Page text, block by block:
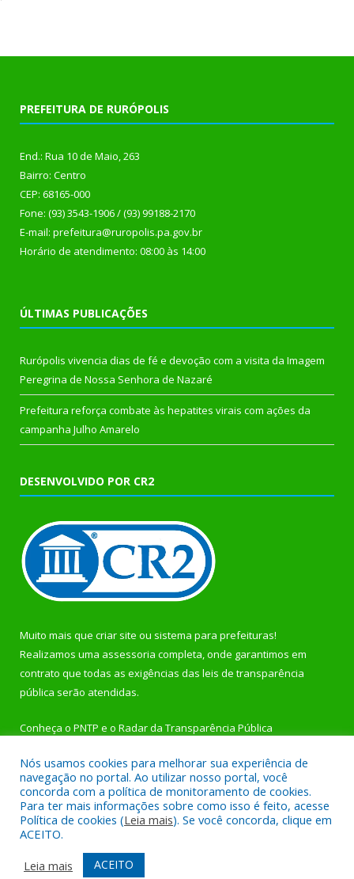
PREFEITURA DE RURÓPOLIS
End.: Rua 10 de Maio, 263
Bairro: Centro
CEP: 68165-000
Fone: (93) 3543-1906 / (93) 99188-2170
E-mail: prefeitura@ruropolis.pa.gov.br
Horário de atendimento: 08:00 às 14:00
ÚLTIMAS PUBLICAÇÕES
Rurópolis vivencia dias de fé e devoção com a visita da Imagem
Peregrina de Nossa Senhora de Nazaré
Prefeitura reforça combate às hepatites virais com ações da
campanha Julho Amarelo
DESENVOLVIDO POR CR2
Muito mais que criar site ou sistema para prefeituras!
Realizamos uma assessoria completa, onde garantimos em
contrato que todas as exigências das leis de transparência
pública serão atendidas.
Conheça o PNTP e o Radar da Transparência Pública
Todos os direitos reservados a Prefeitura Municipal de
Rurópolis.
Mapa do Site
Acessar Área Administrativa
Nós usamos cookies para melhorar sua experiência de
navegação no portal. Ao utilizar nosso portal, você
concorda com a política de monitoramento de cookies.
Para ter mais informações sobre como isso é feito, acesse
Política de cookies (Leia mais). Se você concorda, clique em
ACEITO.
Leia mais
ACEITO